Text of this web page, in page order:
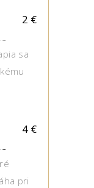
2 €
sa
4 €
pri